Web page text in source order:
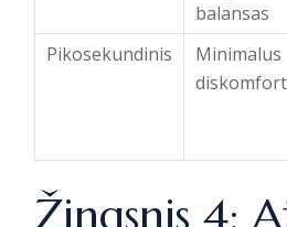
balansas
Pikosekundinis
Minimalus
Žingsnis 4: